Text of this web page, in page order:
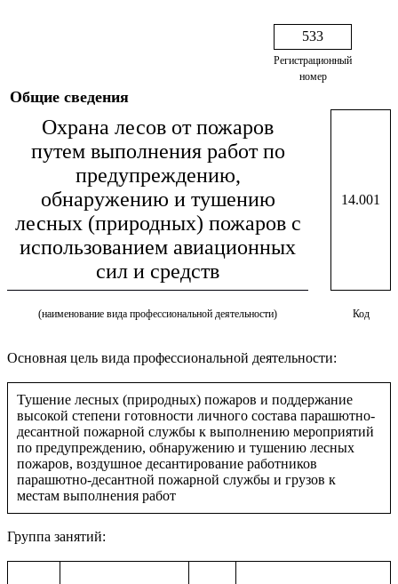
533
Регистрационный
номер
Общие сведения
Охрана лесов от пожаров
путем выполнения работ по
предупреждению,
обнаружению и тушению
лесных (природных) пожаров с
использованием авиационных
сил и средств
14.001
(наименование вида профессиональной деятельности) Код
Основная цель вида профессиональной деятельности:
Тушение лесных (природных) пожаров и поддержание
высокой степени готовности личного состава парашютно-
десантной пожарной службы к выполнению мероприятий
по предупреждению, обнаружению и тушению лесных
пожаров, воздушное десантирование работников
парашютно-десантной пожарной службы и грузов к
местам выполнения работ
Группа занятий: